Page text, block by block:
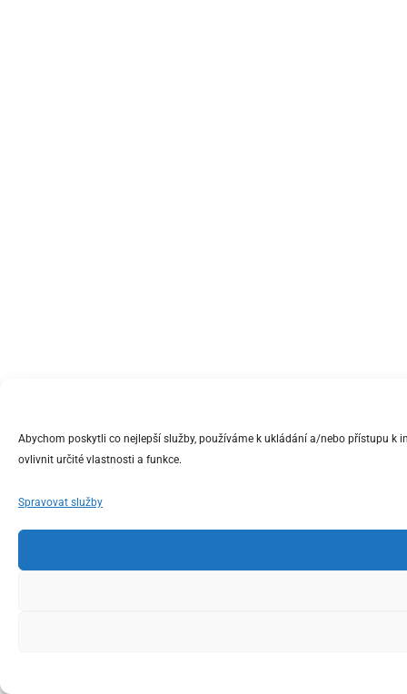
Abychom poskytli co nejlepší služby, používáme k ukládání a/nebo přístupu
ovlivnit určité vlastnosti a funkce.
Spravovat služby